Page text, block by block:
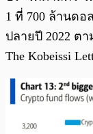
1 ที่ 700 ล้านด
ปลายปี 2022 ต
The Kobeissi